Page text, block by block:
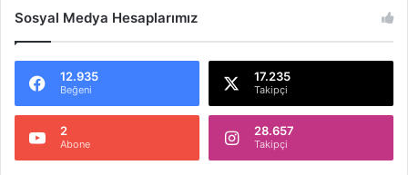
Sosyal Medya Hesaplarımız
12.935
Beğeni
17.235
Takipçi
2
Abone
28.657
Takipçi